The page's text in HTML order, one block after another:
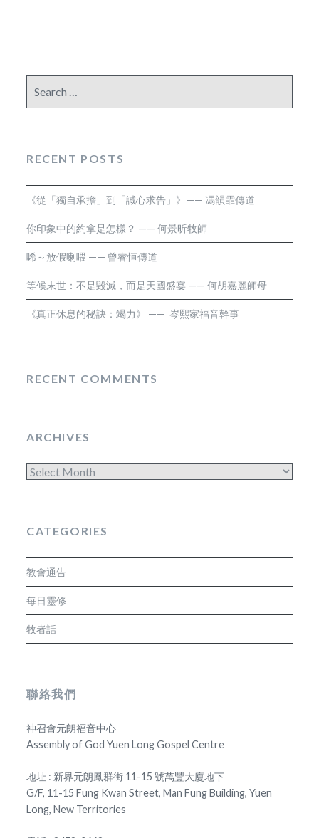
for:
RECENT POSTS
《從「獨自承擔」到「誠心求告」》—— 馮韻霏傳道
你印象中的約拿是怎樣？ —— 何景昕牧師
唏～放假喇喂 —— 曾睿恒傳道
等候末世：不是毀滅，而是天國盛宴 —— 何胡嘉麗師母
《真正休息的秘訣：竭力》 —— 岑熙家福音幹事
RECENT COMMENTS
ARCHIVES
Archives
CATEGORIES
教會通告
每日靈修
牧者話
聯絡我們
神召會元朗福音中心
Assembly of God Yuen Long Gospel Centre
地址 : 新界元朗鳳群街 11-15 號萬豐大廈地下
G/F, 11-15 Fung Kwan Street, Man Fung Building, Yuen
Long, New Territories